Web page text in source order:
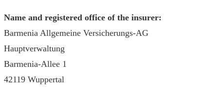
Name and registered office of the insurer:
Barmenia Allgemeine Versicherungs-AG
Hauptverwaltung
Barmenia-Allee 1
42119 Wuppertal